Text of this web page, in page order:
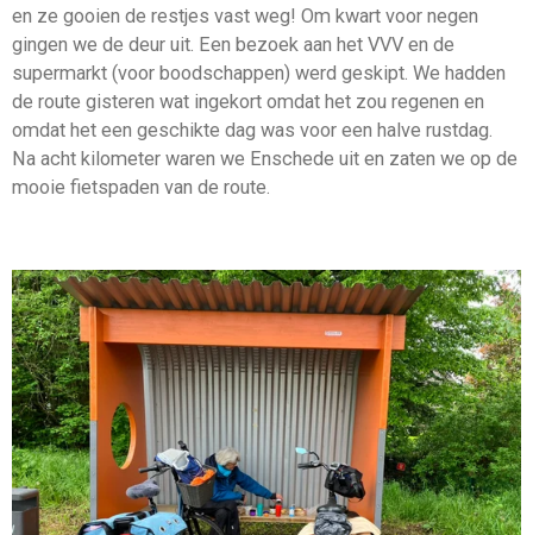
en ze gooien de restjes vast weg! Om kwart voor negen
gingen we de deur uit. Een bezoek aan het VVV en de
supermarkt (voor boodschappen) werd geskipt. We hadden
de route gisteren wat ingekort omdat het zou regenen en
omdat het een geschikte dag was voor een halve rustdag.
Na acht kilometer waren we Enschede uit en zaten we op de
mooie fietspaden van de route.